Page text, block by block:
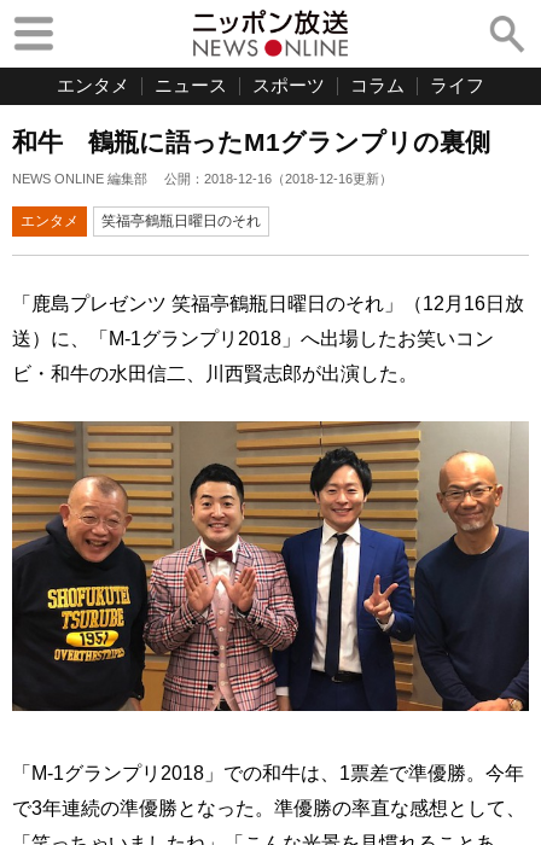
エンタメ ニュース スポーツ コラム ライフ
和牛 鶴瓶に語ったM1グランプリの裏側
NEWS ONLINE 編集部 公開： 2018-12-16 （2018-12-16更新）
エンタメ 笑福亭鶴瓶日曜日のそれ
「鹿島プレゼンツ 笑福亭鶴瓶日曜日のそれ」（12月16日放
送）に、「M-1グランプリ2018」へ出場したお笑いコン
ビ・和牛の水田信二、川西賢志郎が出演した。
「M-1グランプリ2018」での和牛は、1票差で準優勝。今年
で3年連続の準優勝となった。準優勝の率直な感想として、